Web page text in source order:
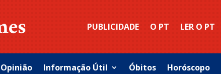
PUBLICIDADE O PT LER O PT
Opinião Informação Útil Óbitos Horóscopo